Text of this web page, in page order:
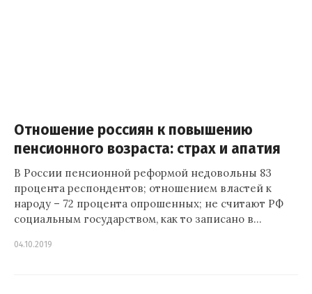
Отношение россиян к повышению
пенсионного возраста: страх и апатия
В России пенсионной реформой недовольны 83
процента респондентов; отношением властей к
народу – 72 процента опрошенных; не считают РФ
социальным государством, как то записано в…
04.10.2019